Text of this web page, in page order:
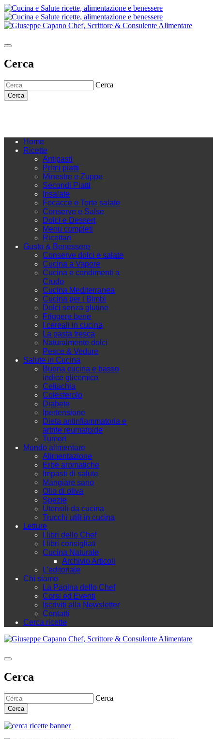
Cerca
Cerca
Cerca
Home
Ricette
Antipasti
Primi piatti
Minestre e Zuppe
Secondi Piatti
Insalate
Focacce e Torte salate
Conserve e Salse
Dolci e Dessert
Menu completi
Ricettari
Gusto & Benessere
Conserve dolci e salate
Cucina a Vapore
Cucina e condimenti a
Crudo
Cucina Mediterranea
Cucina per i Bimbi
Dolci senza glutine
Friggere bene
I cereali in cucina
La pasta fresca
Naturalmente dolci
Pesce & Vedure
Salute in Cucina
Buona cucina e basso
indice glicemico
Celiachia
Colesterolo
Diabete
Ipertensione
Dieta antinfiammatoria e
artrite reumatoide
Tumori
Mondo alimentare
Alimentazione
Erbe aromatiche
Impasti di salute
Mangiare sano
Olio di oliva
Spezie
Utensili da cucina
Trucchi utili in cucina
Letture
I libri dello Chef
I libri consigliati
Cucina Naturale
Archivio Articoli
L'editoriale
Chi siamo
La Pagina dello Chef
Corsi ed Eventi
Iscriviti alla Newsletter
Contatti
Cerca ricette
Cerca
Cerca
Cerca